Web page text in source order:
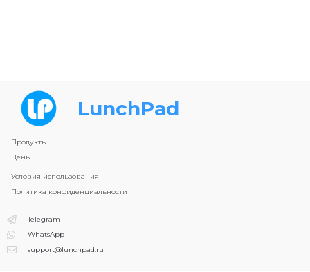
LunchPad
Продукты
Цены
Условия использования
Политика конфиденциальности
Telegram
WhatsApp
support@lunchpad.ru